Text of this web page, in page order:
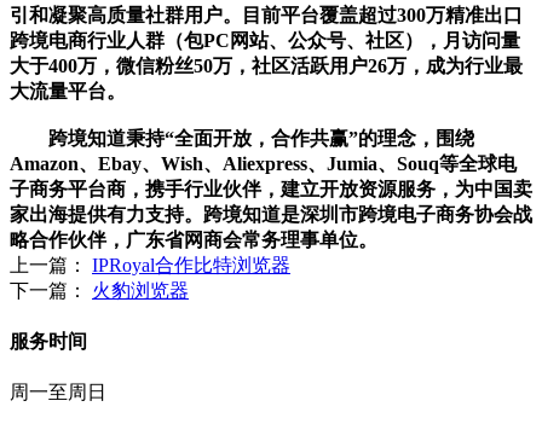
引和凝聚高质量社群用户。目前平台覆盖超过300万精准出口
跨境电商行业人群（包PC网站、公众号、社区），月访问量
大于400万，微信粉丝50万，社区活跃用户26万，成为行业最
大流量平台。
跨境知道秉持“全面开放，合作共赢”的理念，围绕
Amazon、Ebay、Wish、Aliexpress、Jumia、Souq等全球电
子商务平台商，携手行业伙伴，建立开放资源服务，为中国卖
家出海提供有力支持。跨境知道是深圳市跨境电子商务协会战
略合作伙伴，广东省网商会常务理事单位。
上一篇： IPRoyal合作比特浏览器
下一篇： 火豹浏览器
服务时间
周一至周日